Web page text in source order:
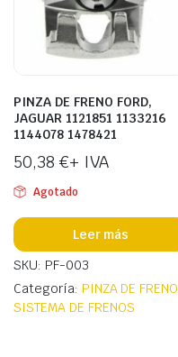
PINZA DE FRENO FORD,
JAGUAR 1121851 1133216
1144078 1478421
50,38 €+ IVA
Agotado
Leer más
SKU: PF-003
Categoría: PINZA DE FRENO
SISTEMA DE FRENOS